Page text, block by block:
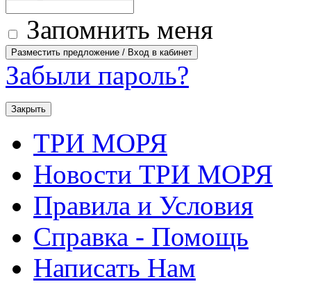
Запомнить меня
Забыли пароль?
Закрыть
ТРИ МОРЯ
Новости ТРИ МОРЯ
Правила и Условия
Справка - Помощь
Написать Нам